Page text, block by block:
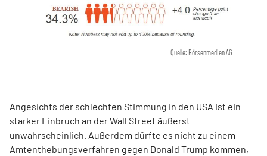
Quelle: Börsenmedien AG
Angesichts der schlechten Stimmung in den USA ist ein
starker Einbruch an der Wall Street äußerst
unwahrscheinlich. Außerdem dürfte es nicht zu einem
Amtenthebungsverfahren gegen Donald Trump kommen,